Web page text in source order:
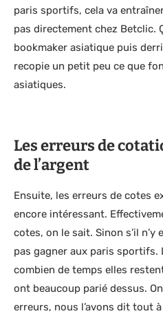
paris sportifs, cela va
pas directement chez Betclic.
bookmaker asiatique puis
recopie un petit peu ce que
asiatiques.
Les erreurs de
de l’argent
Ensuite, les erreurs de cotes
encore intéressant.
cotes, on le sait. Sinon s’il
pas gagner aux paris sportifs.
combien de temps elles
ont beaucoup parié dessus.
erreurs, nous l’avons dit tout